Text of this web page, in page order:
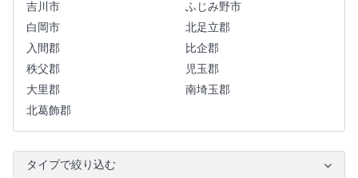
吉川市
ふじみ野市
白岡市
北足立郡
入間郡
比企郡
秩父郡
児玉郡
大里郡
南埼玉郡
北葛飾郡
タイプで絞り込む